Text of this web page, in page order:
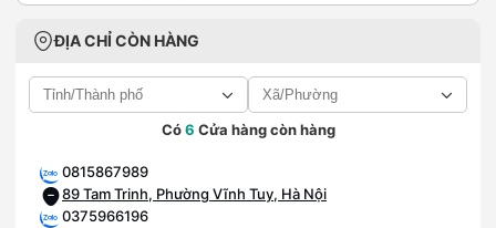
ĐỊA CHỈ CÒN HÀNG
Có6 Cửa hàng còn hàng
0815867989
89 Tam Trinh, Phường Vĩnh Tuy, Hà Nội
0375966196